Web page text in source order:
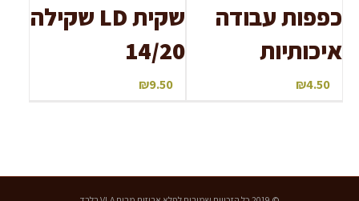
כפפות עבודה
איכותיות
₪4.50
שקית LD שקילה
14/20
₪9.50